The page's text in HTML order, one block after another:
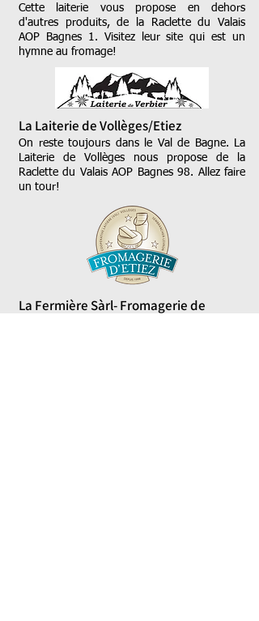
Cette laiterie vous propose en dehors
d'autres produits, de la Raclette du Valais
AOP Bagnes 1. Visitez leur site qui est un
hymne au fromage!
La Laiterie de Vollèges/Etiez
On reste toujours dans le Val de Bagne. La
Laiterie de Vollèges nous propose de la
Raclette du Valais AOP Bagnes 98. Allez faire
un tour!
La Fermière Sàrl- Fromagerie de